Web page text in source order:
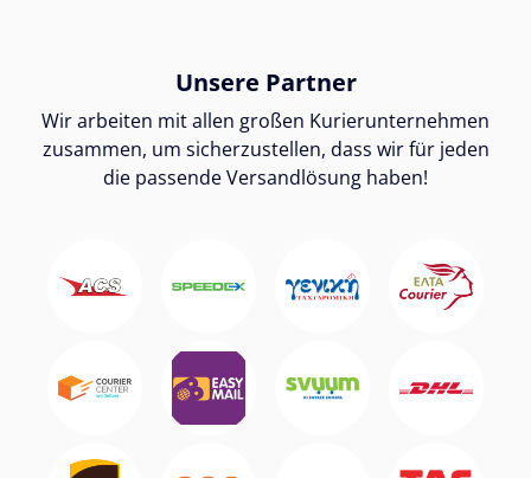
Unsere Partner
Wir arbeiten mit allen großen Kurierunternehmen
zusammen, um sicherzustellen, dass wir für jeden
die passende Versandlösung haben!